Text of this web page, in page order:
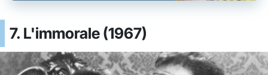
7. L'immorale (1967)